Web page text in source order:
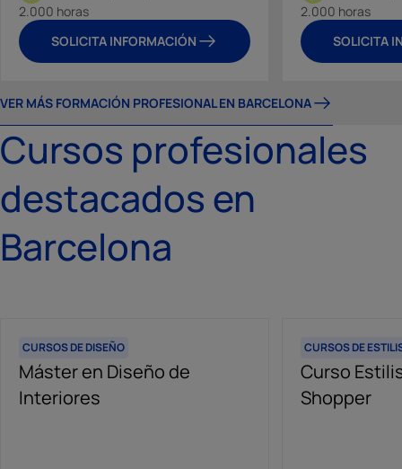
2.000 horas
SOLICITA INFORMACIÓN
2.000 horas
SOLICITA
VER MÁS FORMACIÓN PROFESIONAL EN BARCELONA
Cursos profesionales
destacados en
Barcelona
CURSOS DE DISEÑO
Máster en Diseño de
Interiores
CURSOS DE
Curso
Shopper